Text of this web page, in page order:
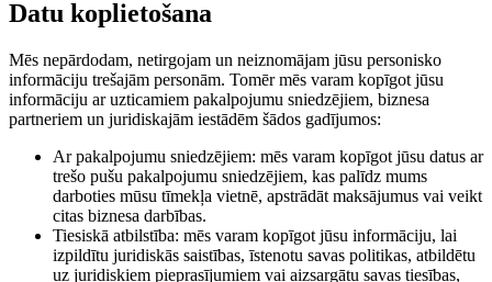
Datu koplietošana
Mēs nepārdodam, netirgojam un neiznomājam jūsu personisko
informāciju trešajām personām. Tomēr mēs varam kopīgot jūsu
informāciju ar uzticamiem pakalpojumu sniedzējiem, biznesa
partneriem un juridiskajām iestādēm šādos gadījumos:
Ar pakalpojumu sniedzējiem: mēs varam kopīgot jūsu datus ar
trešo pušu pakalpojumu sniedzējiem, kas palīdz mums
darboties mūsu tīmekļa vietnē, apstrādāt maksājumus vai veikt
citas biznesa darbības.
Tiesiskā atbilstība: mēs varam kopīgot jūsu informāciju, lai
izpildītu juridiskās saistības, īstenotu savas politikas, atbildētu
uz juridiskiem pieprasījumiem vai aizsargātu savas tiesības,